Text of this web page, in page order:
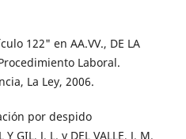
122" en AA.VV., DE LA
Laboral.
La Ley, 2006.
por despido
GIL, J. L. y DEL VALLE, J. M.